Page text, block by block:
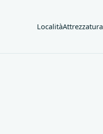
LocalitàAttrezzatura